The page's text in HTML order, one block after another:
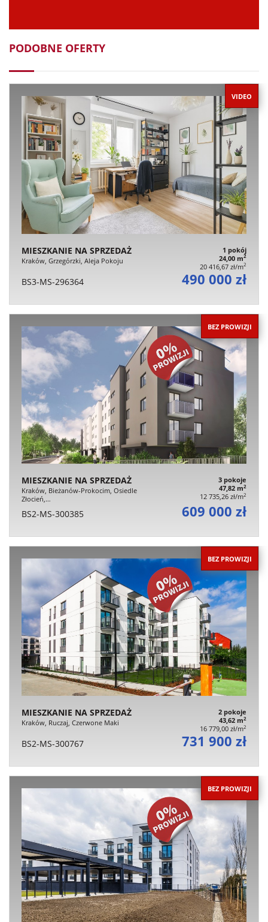
PODOBNE OFERTY
VIDEO
MIESZKANIE NA SPRZEDAŻ
Kraków, Grzegórzki, Aleja Pokoju
1 pokój
24,00 m2
20 416,67 zł/m2
BS3-MS-296364 490 000 zł
BEZ PROWIZJI
MIESZKANIE NA SPRZEDAŻ
Kraków, Bieżanów-Prokocim, Osiedle
Złocień,…
3 pokoje
47,82 m2
12 735,26 zł/m2
BS2-MS-300385 609 000 zł
BEZ PROWIZJI
MIESZKANIE NA SPRZEDAŻ
Kraków, Ruczaj, Czerwone Maki
2 pokoje
43,62 m2
16 779,00 zł/m2
BS2-MS-300767 731 900 zł
BEZ PROWIZJI